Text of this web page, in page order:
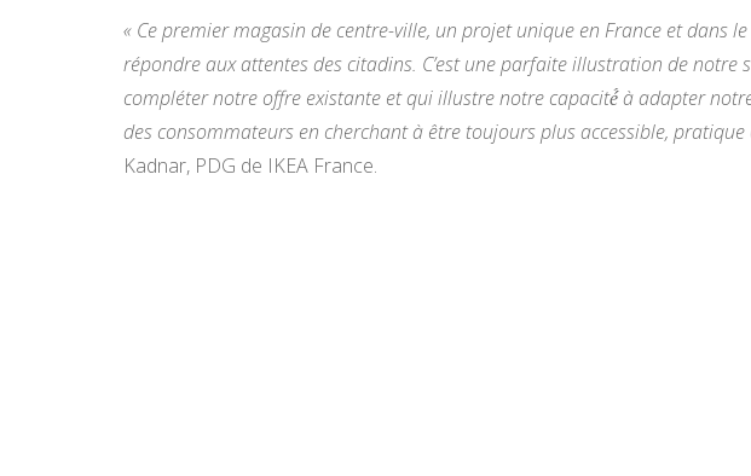
« Ce premier magasin de centre-ville, un projet unique en France et dans
répondre aux attentes des citadins. C’est une parfaite illustration de
compléter notre offre existante et qui illustre notre capacité́ à adapter
des consommateurs en cherchant à être toujours plus accessible, pratique
Kadnar, PDG de IKEA France.